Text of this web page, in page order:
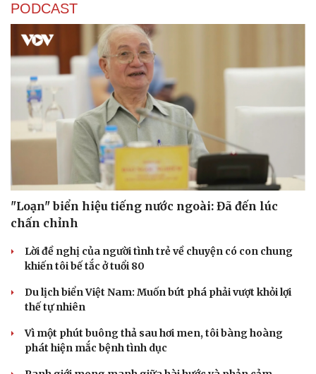
Di sản
PODCAST
"Loạn" biển hiệu tiếng nước ngoài: Đã đến lúc
chấn chỉnh
Lời đề nghị của người tình trẻ về chuyện có con chung
khiến tôi bế tắc ở tuổi 80
Du lịch biển Việt Nam: Muốn bứt phá phải vượt khỏi lợi
thế tự nhiên
Vì một phút buông thả sau hơi men, tôi bàng hoàng
phát hiện mắc bệnh tình dục